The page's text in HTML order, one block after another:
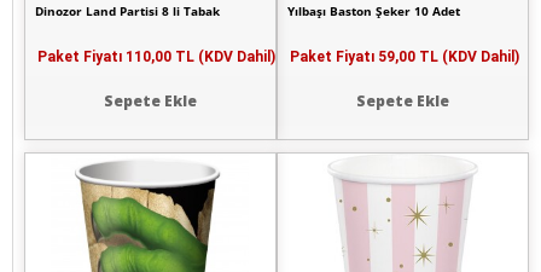
Yılbaşı Baston Şeker 10 Adet
Paket Fiyatı 59,00 TL (KDV Dahil)
Sepete Ekle
Dinozor Land Partisi 8 li Tabak
Paket Fiyatı 110,00 TL (KDV Dahil)
Sepete Ekle